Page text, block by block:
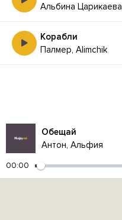
Альбина Царикаева
Корабли
Палмер, Alimchik
Обещай
Антон, Альфия
00:00